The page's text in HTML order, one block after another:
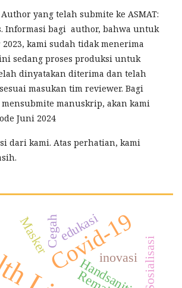
yang telah submite ke ASMAT:
Informasi bagi author, bahwa untuk
kami sudah tidak menerima
sedang proses produksi untuk
dinyatakan diterima dan telah
masukan tim reviewer. Bagi
manuskrip, akan kami
Juni 2024
dari kami. Atas perhatian, kami
Covid-19
MaskerCegah
Sosialisasi
edukasi
inovasi